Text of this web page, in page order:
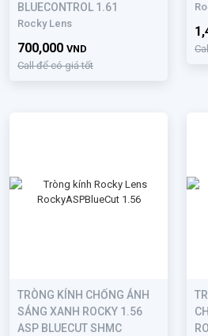
BLUECONTROL 1.61
Rocky Lens
Call để có giá tốt
700,000 VND
TRÒNG KÍNH CHỐNG ÁNH
SÁNG XANH ROCKY 1.56
ASP BLUECUT SHMC